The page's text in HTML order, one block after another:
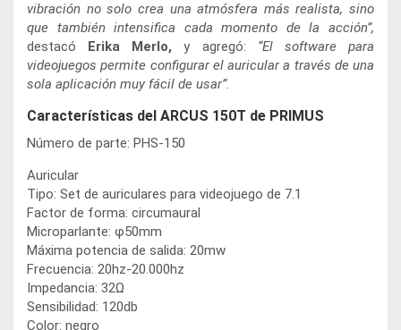
vibración no solo crea una atmósfera más realista, sino
que también intensifica cada momento de la acción”,
destacó
Erika Merlo, y agregó: “El software para
videojuegos permite configurar el auricular a través de una
sola aplicación muy fácil de usar”.
Características del ARCUS 150T de PRIMUS
Número de parte: PHS-150
Auricular
Tipo: Set de auriculares para videojuego de 7.1
Factor de forma: circumaural
Microparlante: φ50mm
Máxima potencia de salida: 20mw
Frecuencia: 20hz-20.000hz
Impedancia: 32Ω
Sensibilidad: 120db
Color: negro